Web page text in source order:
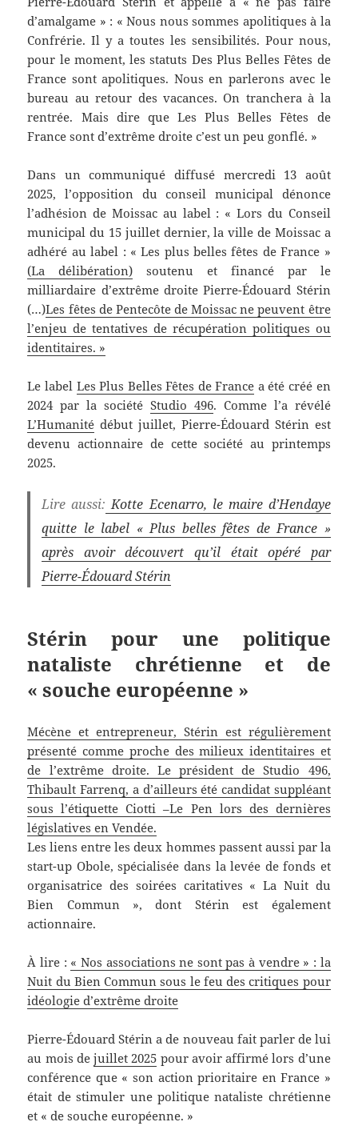
d’amalgame » : « Nous nous sommes apolitiques à la
Confrérie. Il y a toutes les sensibilités. Pour nous,
pour le moment, les statuts Des Plus Belles Fêtes de
France sont apolitiques. Nous en parlerons avec le
bureau au retour des vacances. On tranchera à la
rentrée. Mais dire que Les Plus Belles Fêtes de
France sont d’extrême droite c’est un peu gonflé. »
Dans un communiqué diffusé mercredi 13 août
2025, l’opposition du conseil municipal dénonce
l’adhésion de Moissac au label : « Lors du Conseil
municipal du 15 juillet dernier, la ville de Moissac a
adhéré au label : « Les plus belles fêtes de France »
(La délibération) soutenu et financé par le
milliardaire d’extrême droite Pierre-Édouard Stérin
(…)Les fêtes de Pentecôte de Moissac ne peuvent être
l’enjeu de tentatives de récupération politiques ou
identitaires. »
Le label Les Plus Belles Fêtes de France a été créé en
2024 par la société Studio 496. Comme l’a révélé
L’Humanité début juillet, Pierre-Édouard Stérin est
devenu actionnaire de cette société au printemps
2025.
Lire aussi: Kotte Ecenarro, le maire d’Hendaye
quitte le label « Plus belles fêtes de France »
après avoir découvert qu’il était opéré par
Pierre-Édouard Stérin
Stérin pour une politique
nataliste chrétienne et de
« souche européenne »
Mécène et entrepreneur, Stérin est régulièrement
présenté comme proche des milieux identitaires et
de l’extrême droite. Le président de Studio 496,
Thibault Farrenq, a d’ailleurs été candidat suppléant
sous l’étiquette Ciotti –Le Pen lors des dernières
législatives en Vendée.
Les liens entre les deux hommes passent aussi par la
start-up Obole, spécialisée dans la levée de fonds et
organisatrice des soirées caritatives « La Nuit du
Bien Commun », dont Stérin est également
actionnaire.
À lire : « Nos associations ne sont pas à vendre » : la
Nuit du Bien Commun sous le feu des critiques pour
idéologie d’extrême droite
Pierre-Édouard Stérin a de nouveau fait parler de lui
au mois dejuillet 2025 pour avoir affirmé lors d’une
conférence que « son action prioritaire en France »
était de stimuler une politique nataliste chrétienne
et « de souche européenne. »